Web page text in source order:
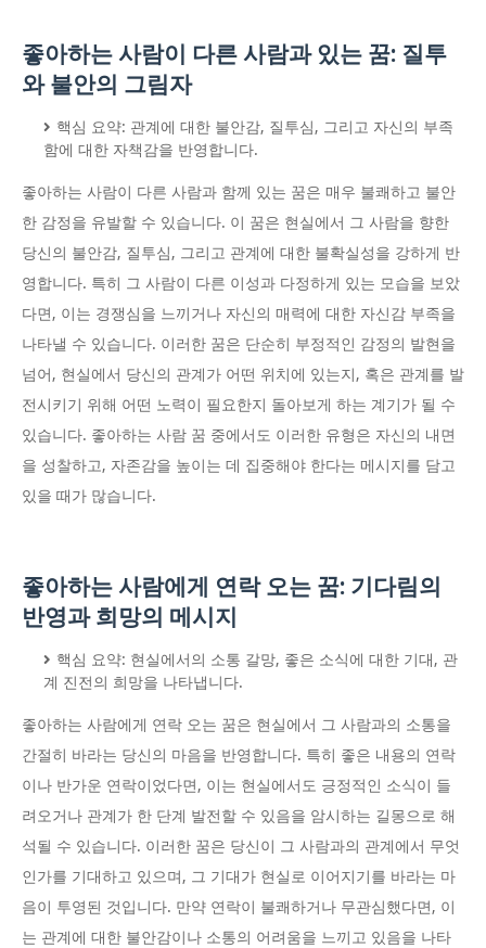
좋아하는 사람이 다른 사람과 있는 꿈: 질투
와 불안의 그림자
핵심 요약: 관계에 대한 불안감, 질투심, 그리고 자신의 부족
함에 대한 자책감을 반영합니다.
좋아하는 사람이 다른 사람과 함께 있는 꿈은 매우 불쾌하고 불안
한 감정을 유발할 수 있습니다. 이 꿈은 현실에서 그 사람을 향한
당신의 불안감, 질투심, 그리고 관계에 대한 불확실성을 강하게 반
영합니다. 특히 그 사람이 다른 이성과 다정하게 있는 모습을 보았
다면, 이는 경쟁심을 느끼거나 자신의 매력에 대한 자신감 부족을
나타낼 수 있습니다. 이러한 꿈은 단순히 부정적인 감정의 발현을
넘어, 현실에서 당신의 관계가 어떤 위치에 있는지, 혹은 관계를 발
전시키기 위해 어떤 노력이 필요한지 돌아보게 하는 계기가 될 수
있습니다. 좋아하는 사람 꿈 중에서도 이러한 유형은 자신의 내면
을 성찰하고, 자존감을 높이는 데 집중해야 한다는 메시지를 담고
있을 때가 많습니다.
좋아하는 사람에게 연락 오는 꿈: 기다림의
반영과 희망의 메시지
핵심 요약: 현실에서의 소통 갈망, 좋은 소식에 대한 기대, 관
계 진전의 희망을 나타냅니다.
좋아하는 사람에게 연락 오는 꿈은 현실에서 그 사람과의 소통을
간절히 바라는 당신의 마음을 반영합니다. 특히 좋은 내용의 연락
이나 반가운 연락이었다면, 이는 현실에서도 긍정적인 소식이 들
려오거나 관계가 한 단계 발전할 수 있음을 암시하는 길몽으로 해
석될 수 있습니다. 이러한 꿈은 당신이 그 사람과의 관계에서 무엇
인가를 기대하고 있으며, 그 기대가 현실로 이어지기를 바라는 마
음이 투영된 것입니다. 만약 연락이 불쾌하거나 무관심했다면, 이
는 관계에 대한 불안감이나 소통의 어려움을 느끼고 있음을 나타